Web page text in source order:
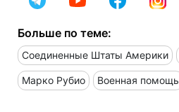
Больше по теме:
Соединенные Штаты Америки
Марко Рубио Военная помощь